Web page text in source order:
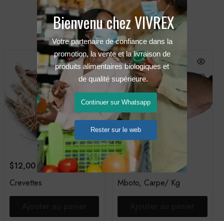
Produits Connexes
$12,00
Crevettes
$
13,00
Mboto, Carpe/ Kg
Bienvenu chez VIVREX
Votre partenaire de confiance dans la
promotion, la vente et la livraison de
produits alimentaires biologiques et
de qualité supérieure.
Continuer sur Whatsapp
Rester sur le web